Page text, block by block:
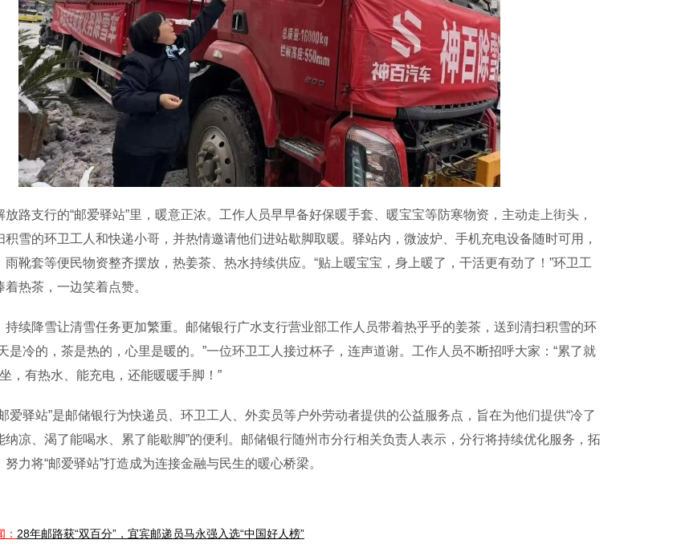
支行的“邮爱驿站”里，暖意正浓。工作人员早早备好保暖手套、暖宝宝等防寒物资，主动走上街头，
积雪的环卫工人和快递小哥，并热情邀请他们进站歇脚取暖。驿站内，微波炉、手机充电设备随时可用，
雨靴套等便民物资整齐摆放，热姜茶、热水持续供应。“贴上暖宝宝，身上暖了，干活更有劲了！”环卫工
着热茶，一边笑着点赞。
降雪让清雪任务更加繁重。邮储银行广水支行营业部工作人员带着热乎乎的姜茶，送到清扫积雪的环
是冷的，茶是热的，心里是暖的。”一位环卫工人接过杯子，连声道谢。工作人员不断招呼大家：“累了就
，有热水、能充电，还能暖暖手脚！”
驿站”是邮储银行为快递员、环卫工人、外卖员等户外劳动者提供的公益服务点，旨在为他们提供“冷了
纳凉、渴了能喝水、累了能歇脚”的便利。邮储银行随州市分行相关负责人表示，分行将持续优化服务，拓
力将“邮爱驿站”打造成为连接金融与民生的暖心桥梁。
： 28年邮路获“双百分”，宜宾邮递员马永强入选“中国好人榜”